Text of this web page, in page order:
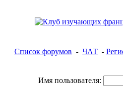
Список форумов - ЧАТ -
Имя пользователя: